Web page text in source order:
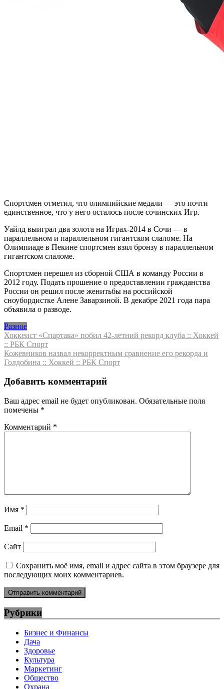
Спортсмен отметил, что олимпийские медали — это почти
единственное, что у него осталось после сочинских Игр.
Уайлд выиграл два золота на Играх-2014 в Сочи — в
параллельном и параллельном гигантском слаломе. На
Олимпиаде в Пекине спортсмен взял бронзу в параллельном
гигантском слаломе.
Спортсмен перешел из сборной США в команду России в
2012 году. Подать прошение о предоставлении гражданства
России он решил после женитьбы на российской
сноубордистке Алене Заварзиной. В декабре 2021 года пара
объявила о разводе.
Разное
Навигация
по
записям
Хоккеист «Спартака» побил 42-летний рекорд клуба :: Хоккей
:: РБК Спорт
Кожевников назвал некорректным сравнение его рекорда и
Голдобина :: Хоккей :: РБК Спорт
Добавить комментарий
Ваш адрес email не будет опубликован. Обязательные поля
помечены *
Комментарий *
Имя *
Email *
Сайт
Сохранить моё имя, email и адрес сайта в этом браузере для
последующих моих комментариев.
Рубрики
Бизнес и Финансы
Дача
Здоровье
Культура
Маркетинг
Общество
Охрана